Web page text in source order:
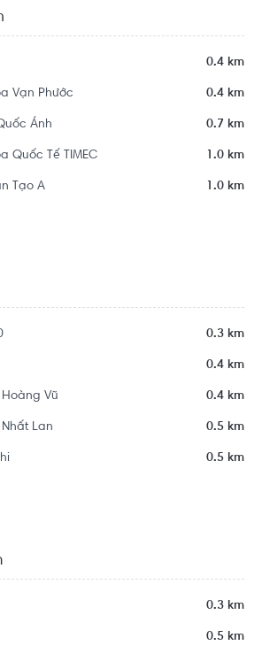
0.4 km
Vạn Phước 0.4 km
Ánh 0.7 km
Quốc Tế TIMEC 1.0 km
Tạo A 1.0 km
0.3 km
0.4 km
Vũ 0.4 km
Lan 0.5 km
0.5 km
0.3 km
0.5 km